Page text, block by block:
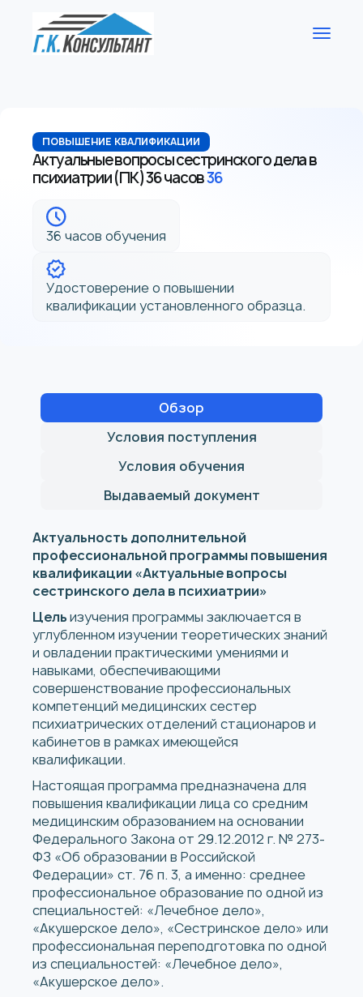
ПОВЫШЕНИЕ КВАЛИФИКАЦИИ
Актуальные вопросы сестринского дела в
психиатрии (ПК) 36 часов36
36 часов обучения
Удостоверение о повышении
квалификации установленного образца.
Обзор
Условия поступления
Условия обучения
Выдаваемый документ
Актуальность дополнительной
профессиональной программы повышения
квалификации «Актуальные вопросы
сестринского дела в психиатрии»
Цельизучения программы заключается в
углубленном изучении теоретических знаний
и овладении практическими умениями и
навыками, обеспечивающими
совершенствование профессиональных
компетенций медицинских сестер
психиатрических отделений стационаров и
кабинетов в рамках имеющейся
квалификации.
Настоящая программа предназначена для
повышения квалификации лица со средним
медицинским образованием на основании
Федерального Закона от 29.12.2012 г. № 273-
ФЗ «Об образовании в Российской
Федерации» ст. 76 п. 3, а именно: среднее
профессиональное образование по одной из
специальностей: «Лечебное дело»,
«Акушерское дело», «Сестринское дело» или
профессиональная переподготовка по одной
из специальностей: «Лечебное дело»,
«Акушерское дело».